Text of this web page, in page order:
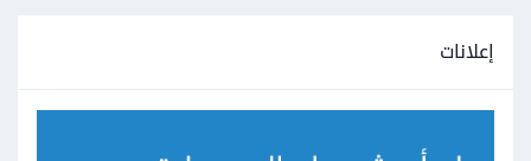
إعلانات